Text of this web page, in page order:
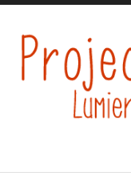
Skip
Content